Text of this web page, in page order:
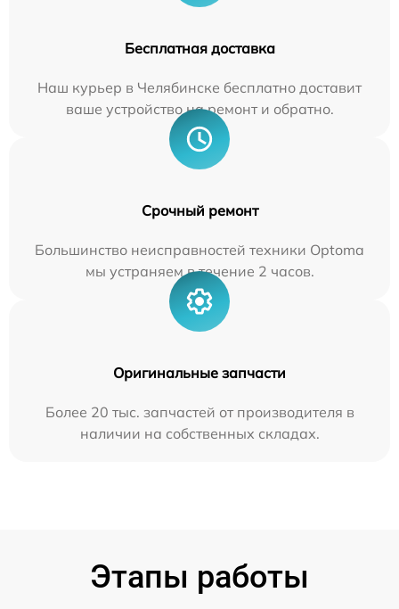
Бесплатная доставка
Наш курьер в Челябинске бесплатно доставит
ваше устройство на ремонт и обратно.
Срочный ремонт
Большинство неисправностей техники Optoma
мы устраняем в течение 2 часов.
Оригинальные запчасти
Более 20 тыс. запчастей от производителя в
наличии на собственных складах.
Этапы работы